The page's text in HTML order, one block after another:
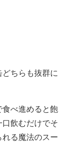
ちらも抜群に
べ進めると飽
口飲むだけでそ
る魔法のスー